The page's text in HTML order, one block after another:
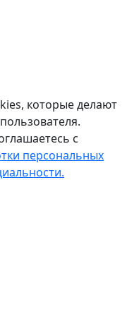
которые делают
с
персональных